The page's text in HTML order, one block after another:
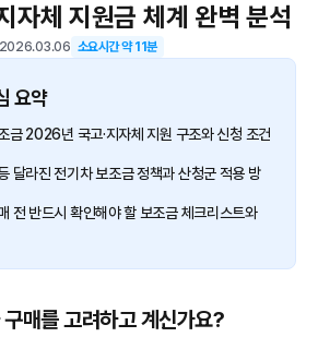
자체 지원금 체계 완벽 분석
2026.03.06 소요시간 약11분
요약
금 2026년 국고·지자체 지원 구조와 신청 조건
달라진 전기차 보조금 정책과 산청군 적용 방
전 반드시 확인해야 할 보조금 체크리스트와
매를 고려하고 계신가요?